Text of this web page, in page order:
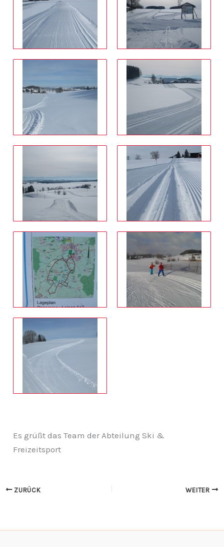
Es grüßt das Team der Abteilung Ski &
Freizeitsport
ZURÜCK WEITER